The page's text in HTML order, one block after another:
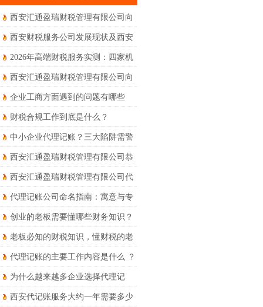
西安汇通盈瑞财税管理有限公司向
全体员工、合作伙伴及新老客户致
以最诚挚的节日祝福
西安财税服务公司发展现状及西安
本地真实体验到底如何？
2026年高端财税服务实测：四家机
构权威度对比体验
西安汇通盈瑞财税管理有限公司向
新老客户朋友们及全体同仁致以诚
挚的节日问候和美好的祝福！
企业工商方面遇到的问题有哪些
财税合规工作到底是什么？
中小企业代理记账？三大陷阱需警
惕！
西安汇通盈瑞财税管理有限公司恭
祝大家马年大吉
西安汇通盈瑞财税管理有限公司代
理记账服务详解
代理记账公司命名指南：寓意与专
业并存
创业的老板需要懂哪些财务知识？
老板必知的财税知识，懂财税的老
板才能走得更远
代理记账的主要工作内容是什么 ？
为什么越来越多企业选择代理记
账？优势和风险要知晓！
西安代记账服务大约一年需要多少